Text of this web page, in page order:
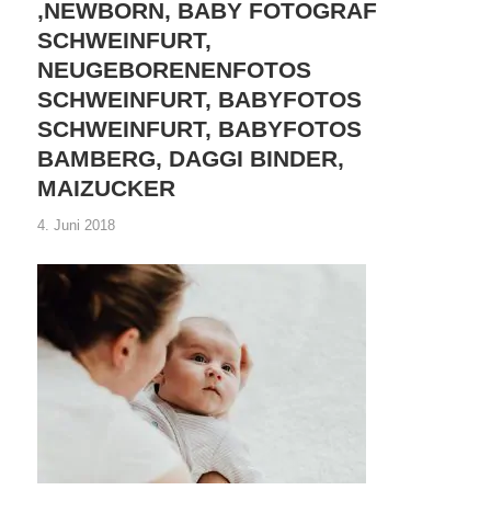
,NEWBORN, BABY FOTOGRAF
SCHWEINFURT,
NEUGEBORENENFOTOS
SCHWEINFURT, BABYFOTOS
SCHWEINFURT, BABYFOTOS
BAMBERG, DAGGI BINDER,
MAIZUCKER
4. Juni 2018